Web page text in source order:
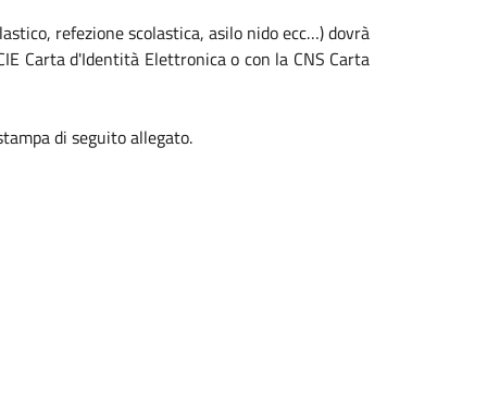
refezione scolastica, asilo nido ecc…) dovrà
Carta d'Identità Elettronica o con la CNS Carta
di seguito allegato.